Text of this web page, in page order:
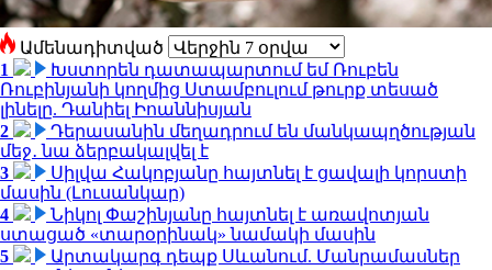
Ամենադիտված
1
Խստորեն դատապարտում եմ Ռուբեն
Ռուբինյանի կողմից Ստամբուլում թուրք տեսած
լինելը. Դանիել Իոաննիսյան
2
Դերասանին մեղադրում են մանկապղծության
մեջ․ նա ձերբակալվել է
3
Սիլվա Հակոբյանը հայտնել է ցավալի կորստի
մասին (Լուսանկար)
4
Նիկոլ Փաշինյանը հայտնել է առավոտյան
ստացած «տարօրինակ» նամակի մասին
5
Արտակարգ դեպք Սևանում. Մանրամասներ